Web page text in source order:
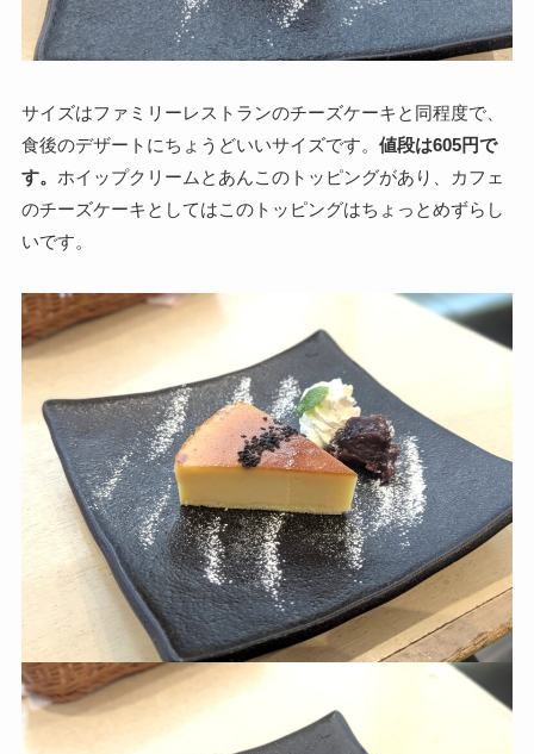
サイズはファミリーレストランのチーズケーキと同程度で、
食後のデザートにちょうどいいサイズです。 値段は605円で
す。 ホイップクリームとあんこのトッピングがあり、カフェ
のチーズケーキとしてはこのトッピングはちょっとめずらし
いです。